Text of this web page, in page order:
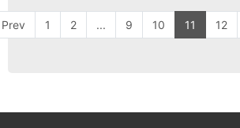
Prev 1 2 ... 9 10 11 12